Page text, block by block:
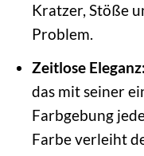
Kratzer, Stöße
Problem.
Zeitlose Eleganz:
das mit seiner
Farbgebung
Farbe verleiht